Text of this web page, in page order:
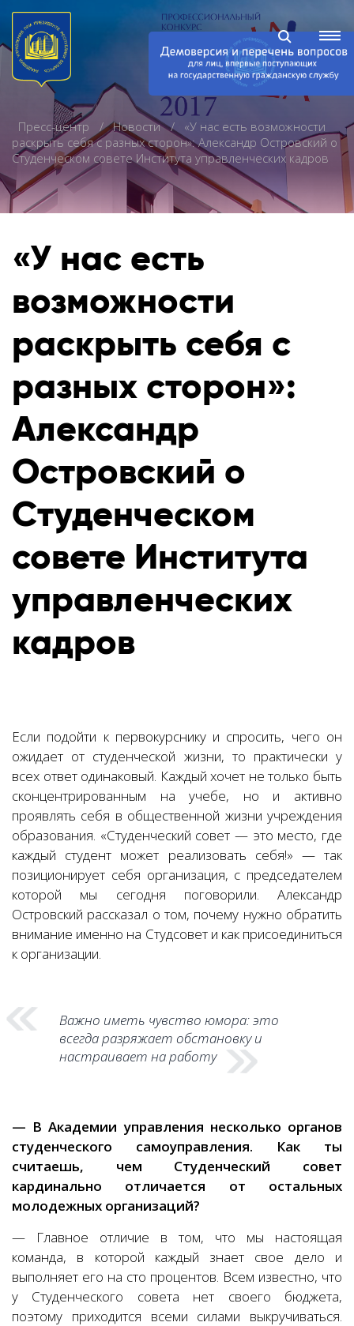
Пресс-центр Новости
«У нас есть возможности
раскрыть себя с разных сторон»: Александр Островский о
Студенческом совете Института управленческих кадров
«У нас есть
возможности
раскрыть себя с
разных сторон»:
Александр
Островский о
Студенческом
совете Института
управленческих
кадров
Если подойти к первокурснику и спросить, чего он
ожидает от студенческой жизни, то практически у
всех ответ одинаковый. Каждый хочет не только быть
сконцентрированным на учебе, но и активно
проявлять себя в общественной жизни учреждения
образования. «Студенческий совет — это место, где
каждый студент может реализовать себя!» — так
позиционирует себя организация, с председателем
которой мы сегодня поговорили. Александр
Островский рассказал о том, почему нужно обратить
внимание именно на Студсовет и как присоединиться
к организации.
Важно иметь чувство юмора: это
всегда разряжает обстановку и
настраивает на работу
— В Академии управления несколько органов
студенческого самоуправления. Как ты
считаешь, чем Студенческий совет
кардинально отличается от остальных
молодежных организаций?
— Главное отличие в том, что мы настоящая
команда, в которой каждый знает свое дело и
выполняет его на сто процентов. Всем известно, что
у Студенческого совета нет своего бюджета,
поэтому приходится всеми силами выкручиваться.